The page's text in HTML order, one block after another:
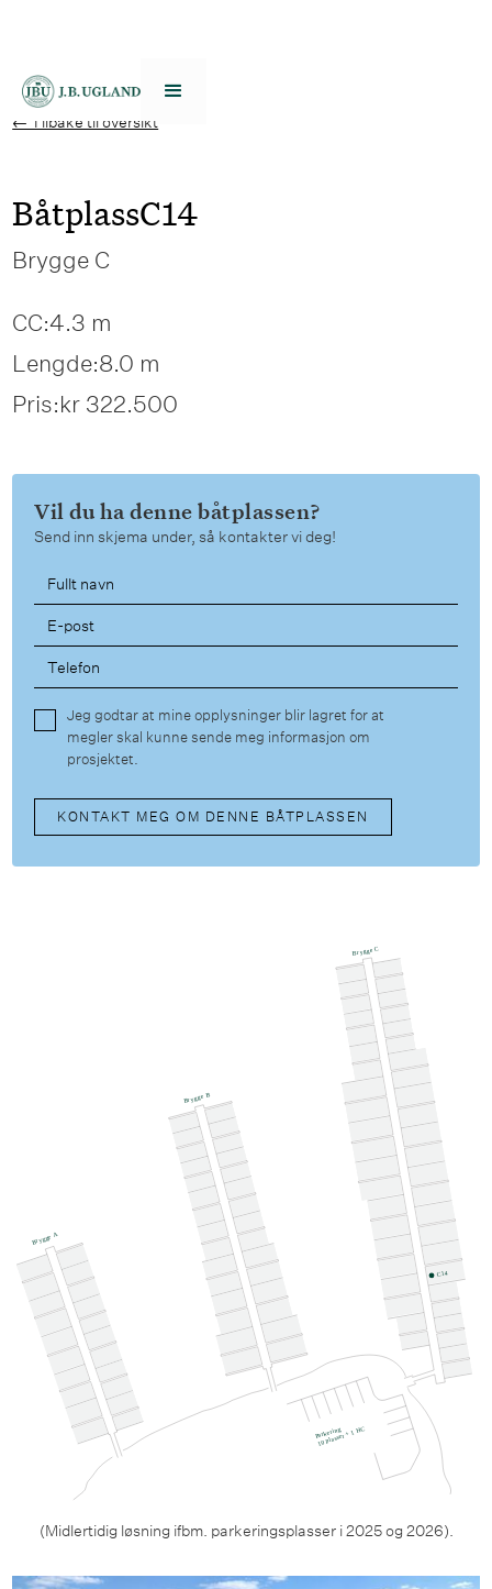
← Tilbake til oversikt
BåtplassC14
Brygge C
CC:4.3 m
Lengde:8.0 m
Pris:kr 322.500
Vil du ha denne båtplassen?
Send inn skjema under, så kontakter vi deg!
Jeg godtar at mine opplysninger blir lagret for at
megler skal kunne sende meg informasjon om
prosjektet.
(Midlertidig løsning ifbm. parkeringsplasser i 2025 og 2026).